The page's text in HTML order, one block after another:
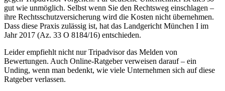
gut wie unmöglich. Selbst wenn Sie den Rechtsweg einschlagen –
ihre Rechtsschutzversicherung wird die Kosten nicht übernehmen.
Dass diese Praxis zulässig ist, hat das Landgericht München I im
Jahr 2017 (Az. 33 O 8184/16) entschieden.
Leider empfiehlt nicht nur Tripadvisor das Melden von
Bewertungen. Auch Online-Ratgeber verweisen darauf – ein
Unding, wenn man bedenkt, wie viele Unternehmen sich auf diese
Ratgeber verlassen.